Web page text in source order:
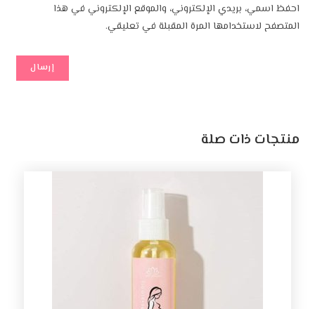
احفظ اسمي، بريدي الإلكتروني، والموقع الإلكتروني في هذا
المتصفح لاستخدامها المرة المقبلة في تعليقي.
منتجات ذات صلة